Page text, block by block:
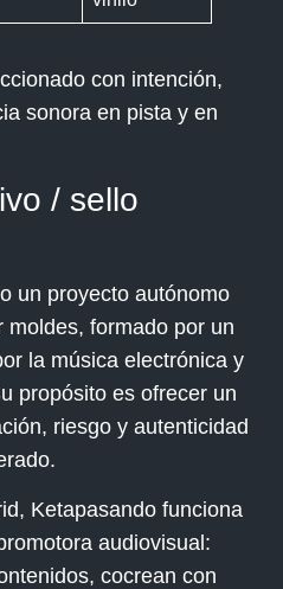
con intención,
sonora en pista y en
/ sello
un proyecto autónomo
formado por un
la música electrónica y
propósito es ofrecer un
riesgo y autenticidad
Ketapasando funciona
audiovisual:
cocrean con